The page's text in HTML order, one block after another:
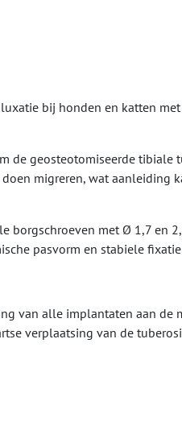
bij honden en katten
de geosteotomiseerde tibiale
migreren, wat aanleiding
borgschroeven met Ø 1,7 en
pasvorm en stabiele
van alle implantaten aan de
verplaatsing van de